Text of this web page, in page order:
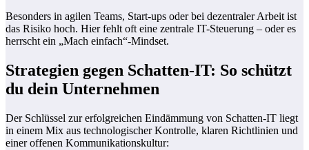
Besonders in agilen Teams, Start-ups oder bei dezentraler Arbeit ist
das Risiko hoch. Hier fehlt oft eine zentrale IT-Steuerung – oder es
herrscht ein „Mach einfach“-Mindset.
Strategien gegen Schatten-IT: So schützt
du dein Unternehmen
Der Schlüssel zur erfolgreichen Eindämmung von Schatten-IT liegt
in einem Mix aus technologischer Kontrolle, klaren Richtlinien und
einer offenen Kommunikationskultur: